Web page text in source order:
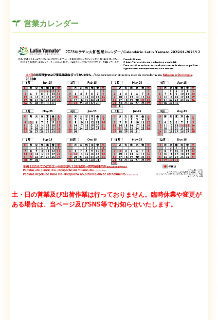
営業カレンダー
土・日の営業及び出荷作業は行っておりません。 臨時休業や変更が
ある場合は、当ページ及びSNS等でお知らせいたします。